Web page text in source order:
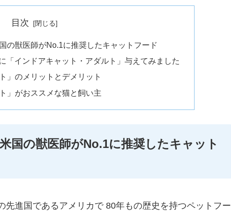
目次
の獣医師がNo.1に推奨したキャットフード
「インドアキャット・アダルト」与えてみました
」のメリットとデメリット
」がおススメな猫と飼い主
国の獣医師がNo.1に推奨したキャット
先進国であるアメリカで 80年もの歴史を持つペットフー